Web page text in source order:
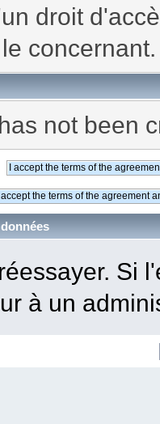
droit
concernant.
not been
Si
à un